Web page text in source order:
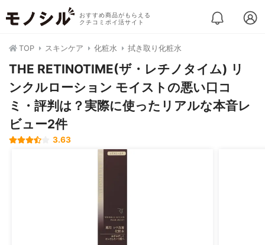
おすすめ商品がもらえる
クチコミポイ活サイト
TOP スキンケア 化粧水 拭き取り化粧水
THE RETINOTIME(ザ・レチノタイム) リ
ンクルローション モイストの悪い口コ
ミ・評判は？実際に使ったリアルな本音レ
ビュー2件
3.63